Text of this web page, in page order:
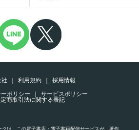
社 利用規約
採用情報
ポリシー
サービスポリシー
商取引法に関する表記
クは、この電子書店・電子書籍配信サービスが、著作